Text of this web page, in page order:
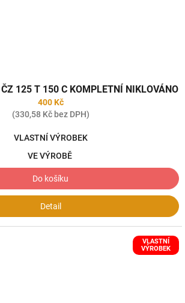
125 T 150 C KOMPLETNÍ NIKLOVÁNO
400 Kč
(330,58 Kč bez DPH)
VLASTNÍ VÝROBEK
VE VÝROBĚ
Do košíku
Detail
VLASTNÍ
VÝROBEK